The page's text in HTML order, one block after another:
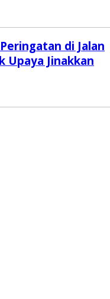
di Jalan
Upaya Jinakkan